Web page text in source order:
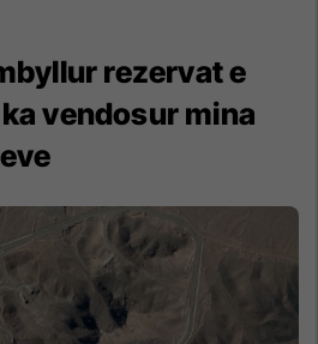
rezervat e
vendosur mina